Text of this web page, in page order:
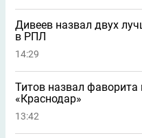
Дивеев назвал двух
в РПЛ
14:29
Титов назвал фаворита
«Краснодар»
13:42